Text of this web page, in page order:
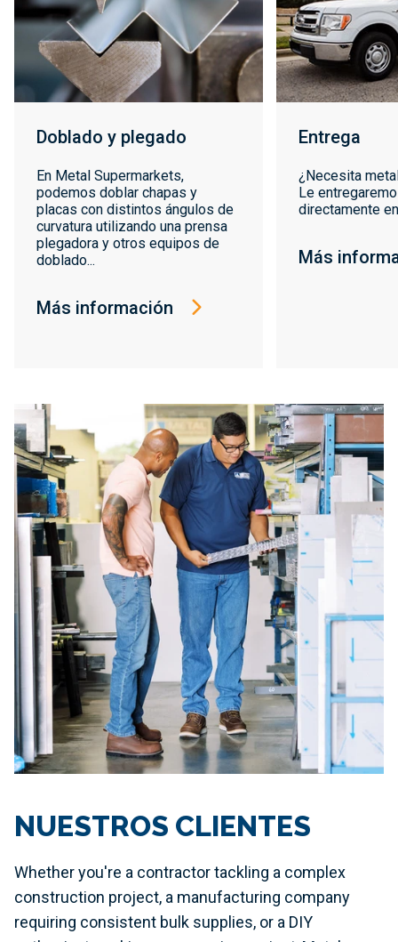
Doblado y plegado
En Metal Supermarkets,
podemos doblar chapas y
placas con distintos ángulos de
curvatura utilizando una prensa
plegadora y otros equipos de
doblado...
Más información
Entrega
¿Necesita
Le
directamente
Más
NUESTROS CLIENTES
Whether you're a contractor tackling a complex
construction project, a manufacturing company
requiring consistent bulk supplies, or a DIY